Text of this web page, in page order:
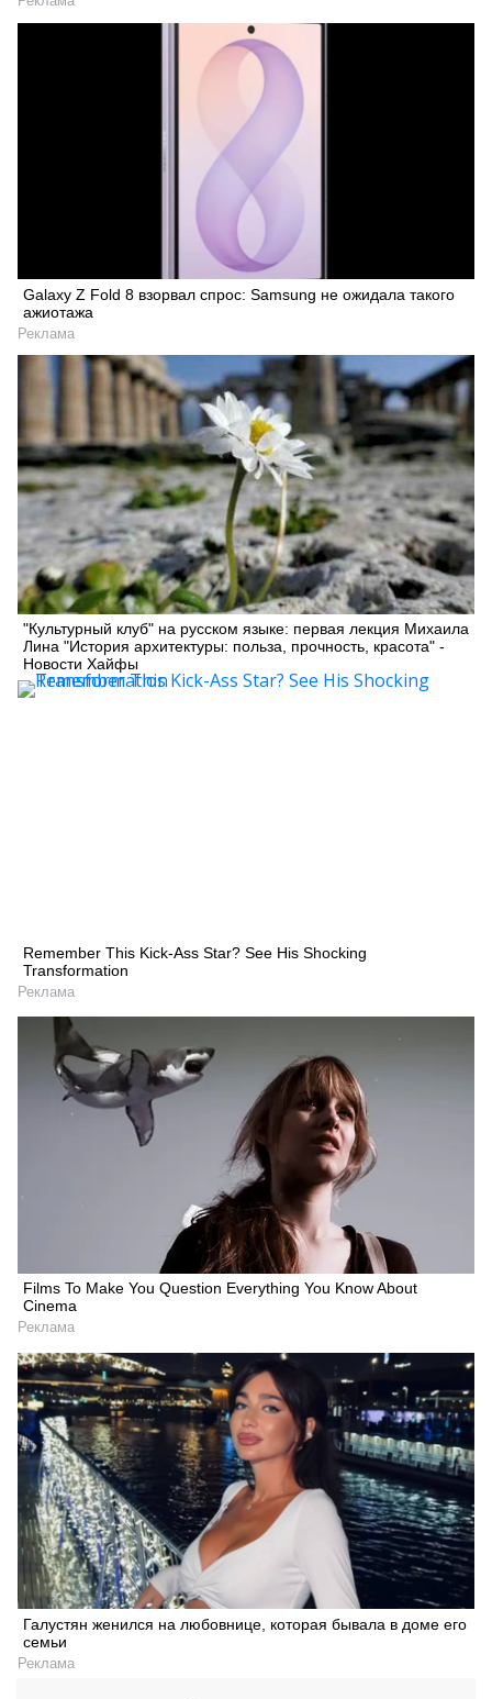
Galaxy Z Fold 8 взорвал спрос: Samsung не ожидала такого
ажиотажа
Реклама
"Культурный клуб" на русском языке: первая лекция Михаила
Лина "История архитектуры: польза, прочность, красота" -
Новости Хайфы
Remember This Kick-Ass Star? See His Shocking
Transformation
Реклама
Films To Make You Question Everything You Know About
Cinema
Реклама
Галустян женился на любовнице, которая бывала в доме его
семьи
Реклама